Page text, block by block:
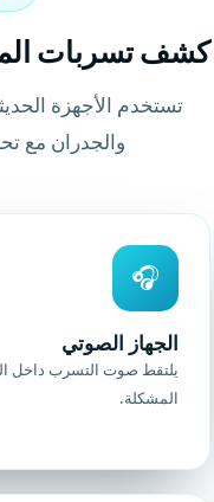
كشف تسربات
تستخدم الأجهزة
والجدران مع
🎧
الجهاز الصوتي
يلتقط صوت التسرب داخل
المشكلة.